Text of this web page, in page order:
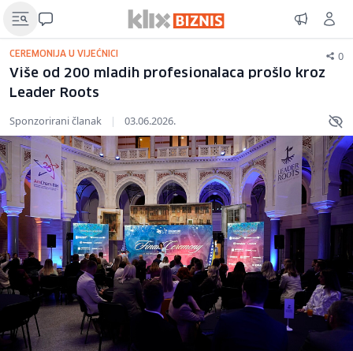
CEREMONIJA U VIJEĆNICI 0
Više od 200 mladih profesionalaca prošlo kroz
Leader Roots
Sponzorirani članak | 03.06.2026.